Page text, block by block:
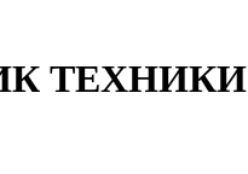
ТЕХНИКИ